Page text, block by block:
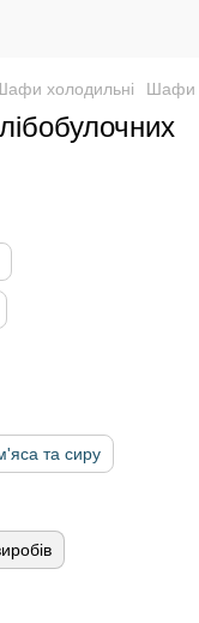
холодильні Шафи
та сиру